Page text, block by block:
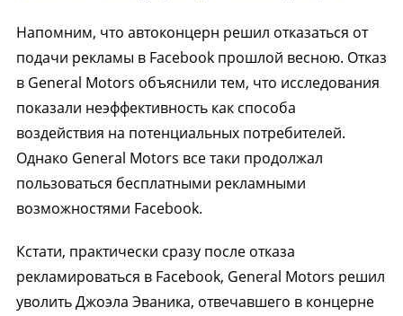
Напомним, что автоконцерн решил отказаться от
подачи рекламы в Facebook прошлой весною. Отказ
в General Motors объяснили тем, что исследования
показали неэффективность как способа
воздействия на потенциальных потребителей.
Однако General Motors все таки продолжал
пользоваться бесплатными рекламными
возможностями Facebook.
Кстати, практически сразу после отказа
рекламироваться в Facebook, General Motors решил
уволить Джоэла Эваника, отвечавшего в концерне